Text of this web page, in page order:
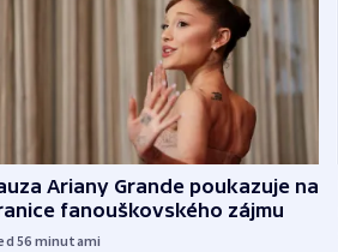
Ariany Grande poukazuje na
fanouškovského zájmu
56 minutami